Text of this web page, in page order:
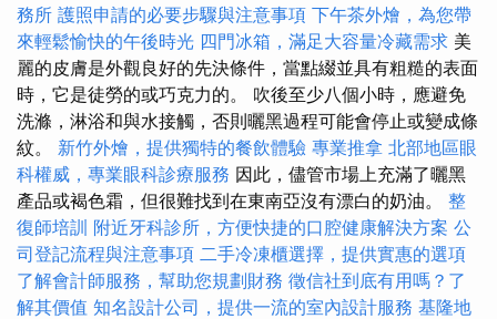
務所 護照申請的必要步驟與注意事項 下午茶外燴，為您帶
來輕鬆愉快的午後時光 四門冰箱，滿足大容量冷藏需求 美
麗的皮膚是外觀良好的先決條件，當點綴並具有粗糙的表面
時，它是徒勞的或巧克力的。 吹後至少八個小時，應避免
洗滌，淋浴和與水接觸，否則曬黑過程可能會停止或變成條
紋。 新竹外燴，提供獨特的餐飲體驗 專業推拿 北部地區眼
科權威，專業眼科診療服務 因此，儘管市場上充滿了曬黑
產品或褐色霜，但很難找到在東南亞沒有漂白的奶油。 整
復師培訓 附近牙科診所，方便快捷的口腔健康解決方案 公
司登記流程與注意事項 二手冷凍櫃選擇，提供實惠的選項
了解會計師服務，幫助您規劃財務 徵信社到底有用嗎？了
解其價值 知名設計公司，提供一流的室內設計服務 基隆地